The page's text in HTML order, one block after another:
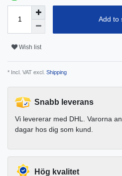
Add to
Wish list
* Incl. VAT excl. Shipping
Snabb leverans
Vi levererar med DHL. Varorna
dagar hos dig som kund.
Hög kvalitet